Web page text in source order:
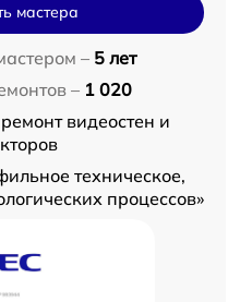
мастера
– 5 лет
– 1 020
ремонт видеостен и
техническое,
процессов»